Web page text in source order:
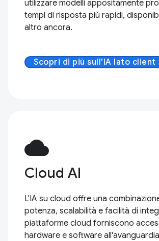
utilizzare modelli appositamente
tempi di risposta più rapidi,
altro ancora.
Scopri di più sull'IA lato client
cloud
Cloud AI
L'IA su cloud offre una
potenza, scalabilità e facilità di
piattaforme cloud forniscono
hardware e software